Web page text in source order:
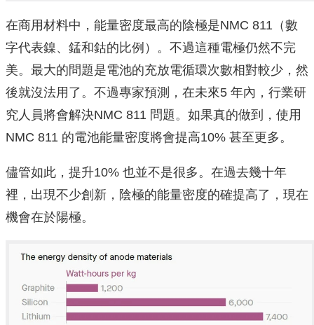
在商用材料中，能量密度最高的陰極是NMC 811（數
字代表鎳、錳和鈷的比例）。不過這種電極仍然不完
美。最大的問題是電池的充放電循環次數相對較少，然
後就沒法用了。不過專家預測，在未來5 年內，行業研
究人員將會解決NMC 811 問題。如果真的做到，使用
NMC 811 的電池能量密度將會提高10% 甚至更多。
儘管如此，提升10% 也並不是很多。在過去幾十年
裡，出現不少創新，陰極的能量密度的確提高了，現在
機會在於陽極。